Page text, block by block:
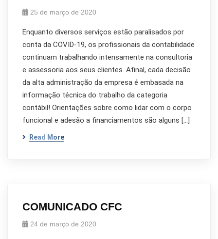
25 de março de 2020
Enquanto diversos serviços estão paralisados por
conta da COVID-19, os profissionais da contabilidade
continuam trabalhando intensamente na consultoria
e assessoria aos seus clientes. Afinal, cada decisão
da alta administração da empresa é embasada na
informação técnica do trabalho da categoria
contábil! Orientações sobre como lidar com o corpo
funcional e adesão a financiamentos são alguns […]
Read More
COMUNICADO CFC
24 de março de 2020